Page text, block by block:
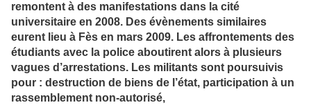
remontent à des manifestations dans la cité
universitaire en 2008. Des évènements similaires
eurent lieu à Fès en mars 2009. Les affrontements des
étudiants avec la police aboutirent alors à plusieurs
vagues d’arrestations. Les militants sont poursuivis
pour : destruction de biens de l’état, participation à un
rassemblement non-autorisé,